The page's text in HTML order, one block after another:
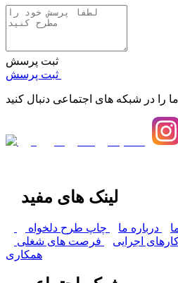
ثبت پرسش
ما را در شبکه های اجتماعی دنبال کنید
لینک های مفید
درباره ما
چاپ طرح دلخواه
اجرایی
فرصت های شغلی
همکاری